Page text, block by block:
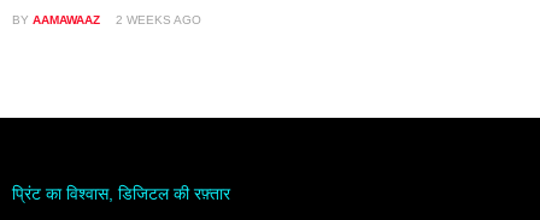
BY AAMAWAAZ 2 WEEKS AGO
प्रिंट का विश्वास, डिजिटल की रफ़्तार